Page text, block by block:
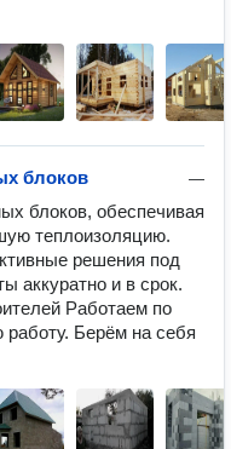
—
блоков
блоков, обеспечивая
теплоизоляцию.
решения под
аккуратно и в срок.
Работаем по
работу. Берём на себя